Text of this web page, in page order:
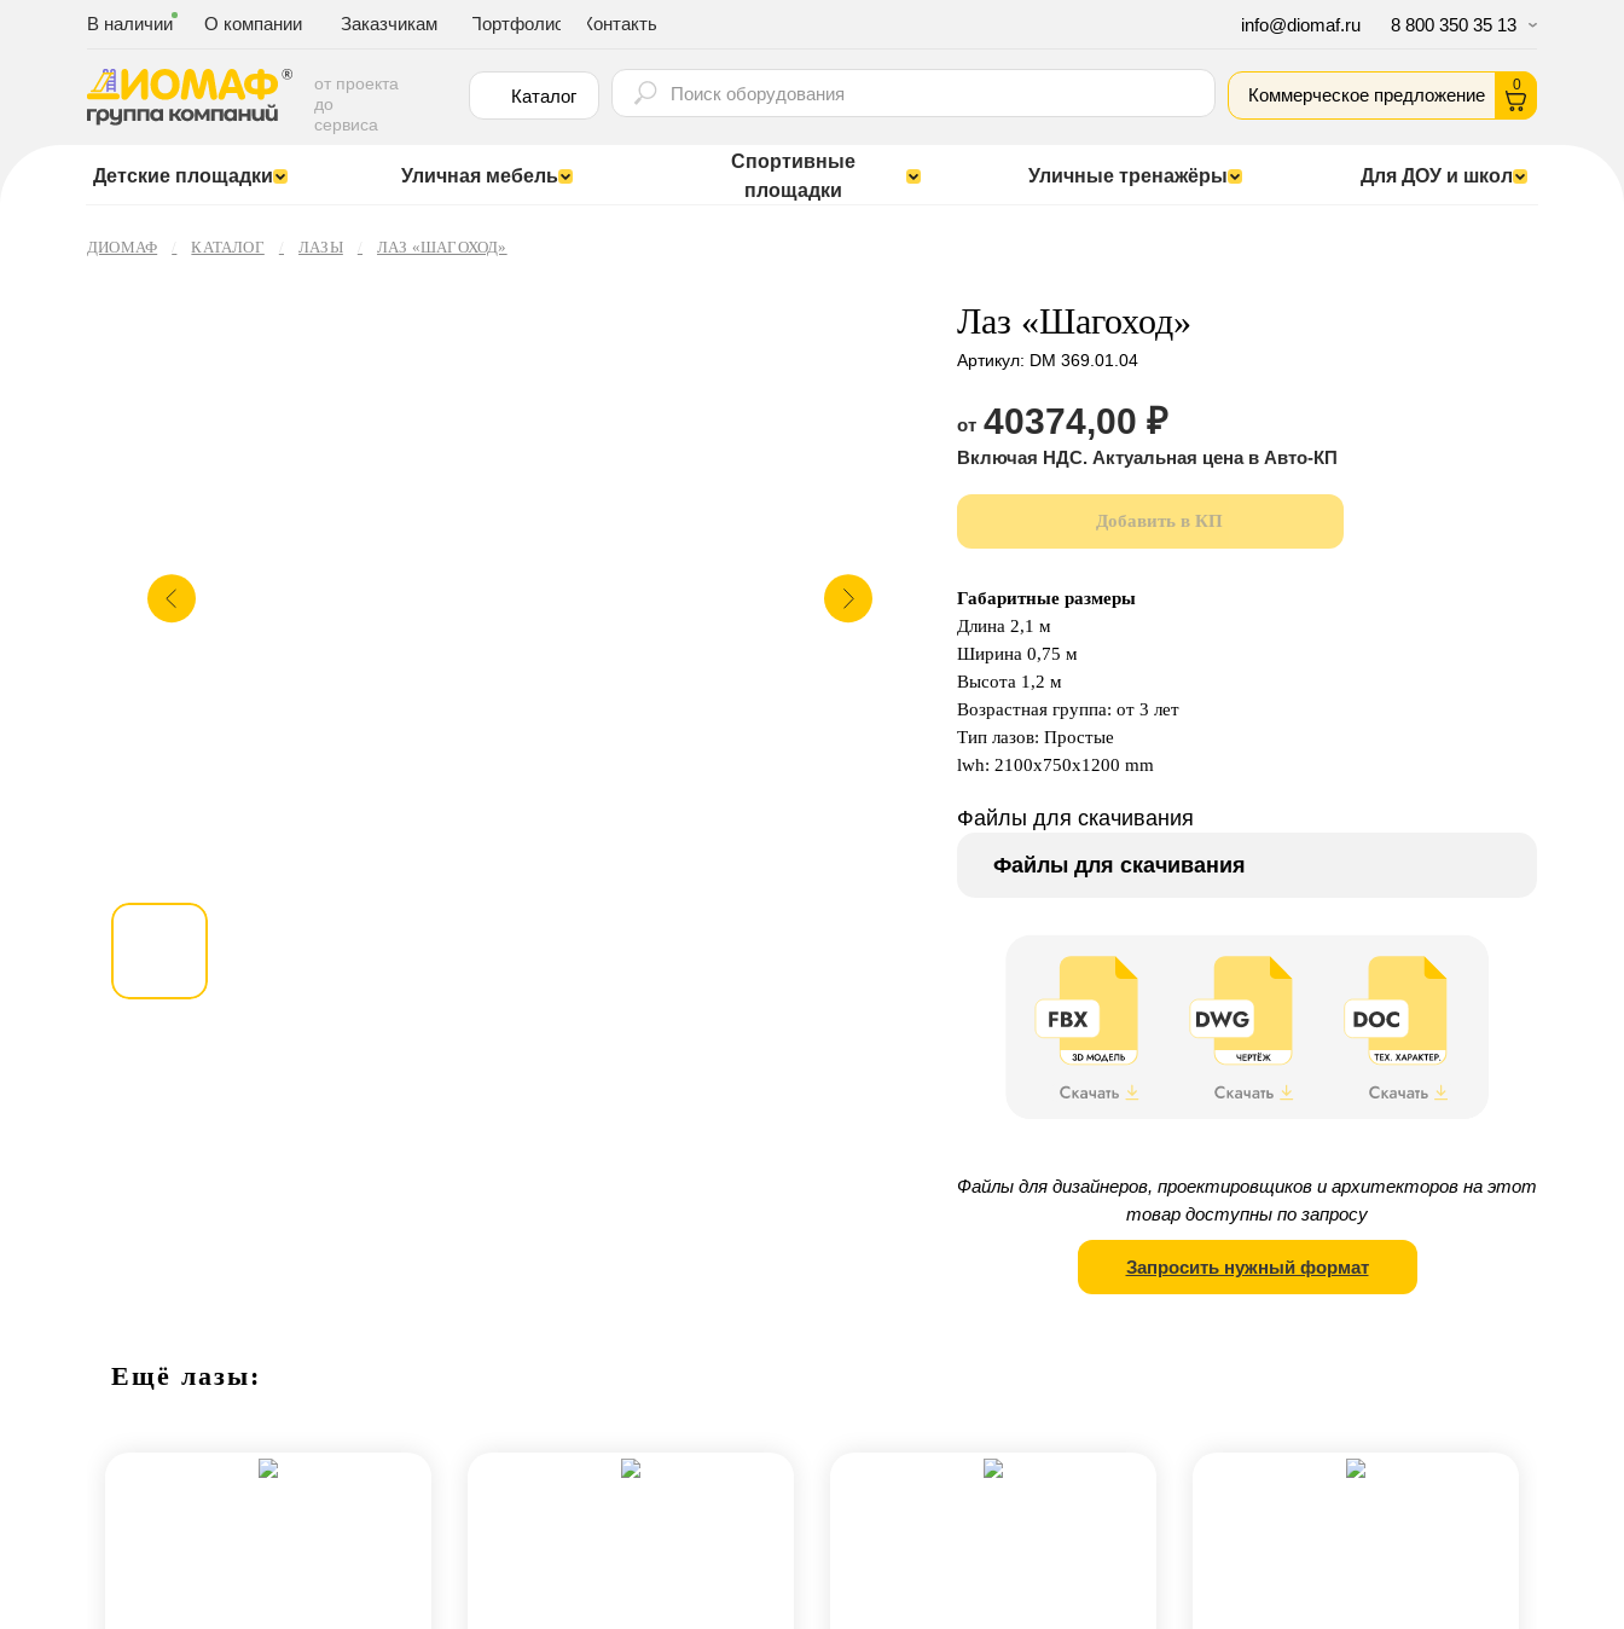
О компании
В наличии Заказчикам Портфолио Контакты info@diomaf.ru 8 800 350 35 13
от проекта
до
сервиса
Каталог
Коммерческое предложение
0
Детские площадки Уличная мебель
Спортивные
площадки
Уличные тренажёры Для ДОУ и школ
ДИОМАФ КАТАЛОГ ЛАЗЫ ЛАЗ «ШАГОХОД»
Лаз «Шагоход»
Артикул: DM 369.01.04
40374,00 ₽
Добавить в КП
Габаритные размеры
Длина 2,1 м
Ширина 0,75 м
Высота 1,2 м
Возрастная группа: от 3 лет
Тип лазов: Простые
lwh: 2100x750x1200 mm
Файлы для скачивания
Файлы для скачивания
Файлы для дизайнеров, проектировщиков и архитекторов на этот
товар доступны по запросу
Запросить нужный формат
Ещё лазы: